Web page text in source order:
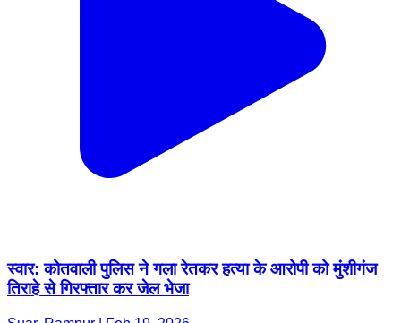
स्वार: कोतवाली पुलिस ने गला रेतकर हत्या के आरोपी को मुंशीगंज
तिराहे से गिरफ्तार कर जेल भेजा